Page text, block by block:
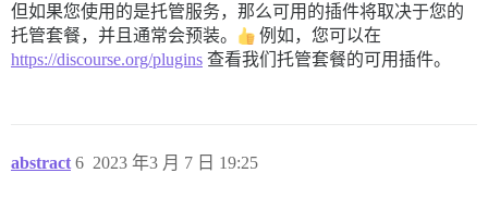
但如果您使用的是托管服务，那么可用的插件将取决于您的
托管套餐，并且通常会预装。
例如，您可以在
https://discourse.org/plugins 查看我们托管套餐的可用插件。
abstract 2023 年3 月 7 日 19:25
6